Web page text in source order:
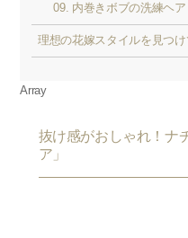
09. 内巻きボブの洗練ヘア
理想の花嫁スタイルを見つけ
Array
抜け感がおしゃれ！ナ
ア」